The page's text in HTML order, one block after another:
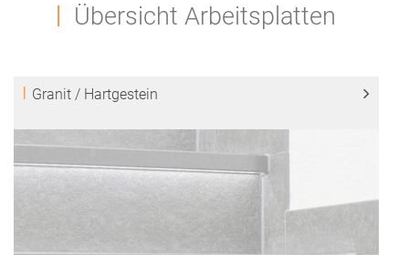
Übersicht Arbeitsplatten
Granit / Hartgestein